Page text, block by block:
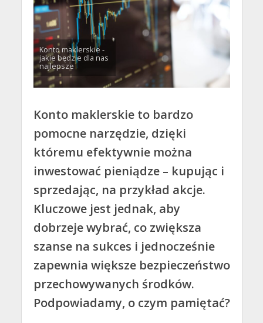
Konto maklerskie -
jakie będzie dla nas
najlepsze
Konto maklerskie to bardzo
pomocne narzędzie, dzięki
któremu efektywnie można
inwestować pieniądze – kupując i
sprzedając, na przykład akcje.
Kluczowe jest jednak, aby
dobrzeje wybrać, co zwiększa
szanse na sukces i jednocześnie
zapewnia większe bezpieczeństwo
przechowywanych środków.
Podpowiadamy, o czym pamiętać?